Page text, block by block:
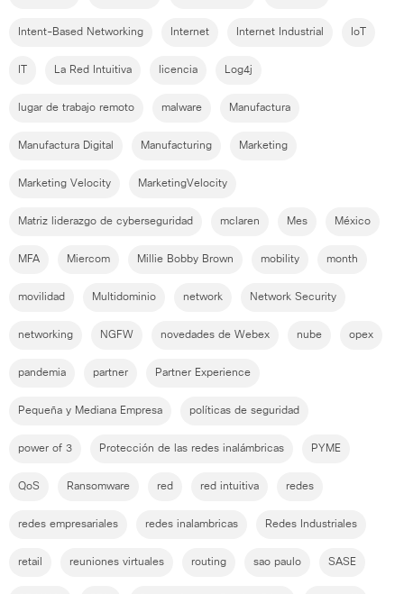
Intent-Based Networking Internet Internet Industrial IoT
La Red Intuitiva licencia Log4j
lugar de trabajo remoto malware Manufactura
Manufactura Digital Manufacturing Marketing
Marketing Velocity MarketingVelocity
Matriz liderazgo de cyberseguridad mclaren Mes México
MFA Miercom Millie Bobby Brown mobility month
movilidad Multidominio network Network Security
networking NGFW novedades de Webex nube opex
pandemia partner Partner Experience
Pequeña y Mediana Empresa políticas de seguridad
power of 3 Protección de las redes inalámbricas PYME
QoS Ransomware red red intuitiva redes
redes empresariales redes inalambricas Redes Industriales
retail reuniones virtuales routing sao paulo SASE